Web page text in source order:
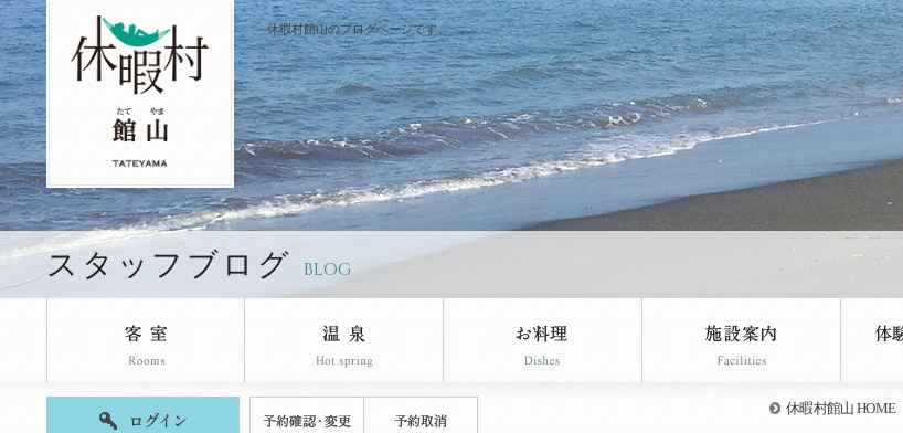
休暇村館山のブログページです。
スタッフブログ BLOG
休暇村館山 HOME